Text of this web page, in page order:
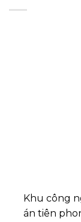
Khu công
án tiên